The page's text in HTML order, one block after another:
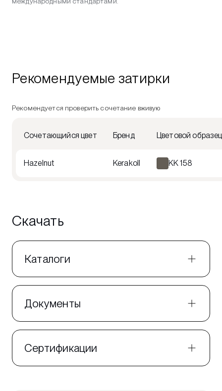
Рекомендуемые затирки
Рекомендуется проверить сочетание вживую
Сочетающийся цвет Бренд Цветовой образец
Hazelnut Kerakoll KK 158
Скачать
Каталоги
Документы
Сертификации